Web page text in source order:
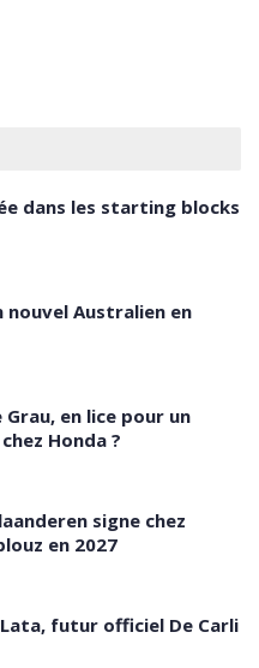
dans les starting blocks
nouvel Australien en
Grau, en lice pour un
Honda ?
signe chez
en 2027
futur officiel De Carli